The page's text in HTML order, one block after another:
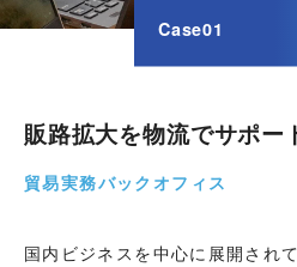
Case01
販路拡大を物流でサポー
貿易実務バックオフィス
国内ビジネスを中心に展開され